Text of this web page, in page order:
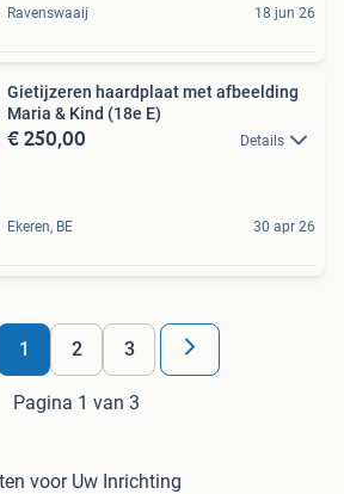
Ravenswaaij 18 jun 26
Gietijzeren haardplaat met afbeelding
Maria & Kind (18e E)
€ 250,00 Details
Ekeren, BE 30 apr 26
1 2 3
Pagina 1 van 3
voor Uw Inrichting